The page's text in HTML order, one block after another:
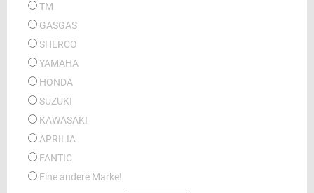
TM
GASGAS
SHERCO
YAMAHA
HONDA
SUZUKI
KAWASAKI
APRILIA
FANTIC
Eine andere Marke!